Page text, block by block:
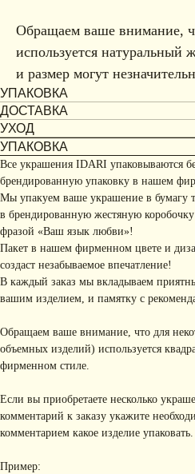
Обращаем ваше внимание,
используется натуральный
и размер могут
УПАКОВКА
ДОСТАВКА
УХОД
УПАКОВКА
Все украшения IDARI упаковываются
брендированную упаковку в нашем
Мы упакуем ваше украшение в бумагу
в брендированную жестяную
фразой «Ваш язык любви»!
Пакет в нашем фирменном цвете и
создаст незабываемое впечатление!
В каждый заказ мы вкладываем
вашим изделием, и памятку с
Обращаем ваше внимание, что для
объемных изделий) используется
фирменном стиле.
Если вы приобретаете несколько
комментарий к заказу укажите
комментарием какое изделие упаковать.
Пример: